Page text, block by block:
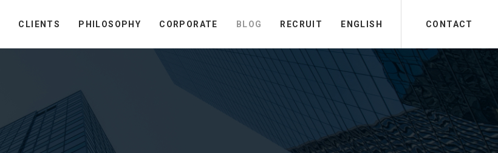
CLIENTS PHILOSOPHY CORPORATE BLOG RECRUIT ENGLISH CONTACT